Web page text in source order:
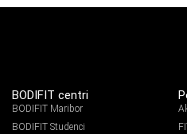
BODIFIT centri
BODIFIT Maribor
BODIFIT Studenci